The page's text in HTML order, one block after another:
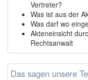
Vertreter?
Was ist aus der
Was darf wo
Akteneinsicht
Rechtsanwalt
Das sagen unsere